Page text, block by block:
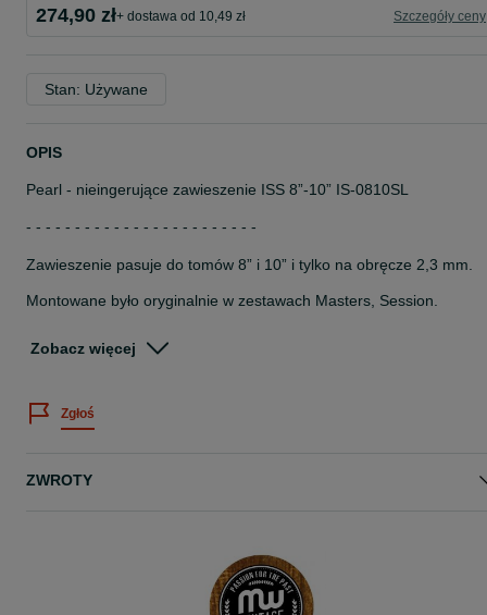
274,90 zł+ dostawa od 10,49 zł Szczegóły ceny
Stan: Używane
OPIS
Pearl - nieingerujące zawieszenie ISS 8”-10” IS-0810SL
- - - - - - - - - - - - - - - - - - - - - - - -
Zawieszenie pasuje do tomów 8” i 10” i tylko na obręcze 2,3
Montowane było oryginalnie w zestawach Masters, Session.
Uwaga, obręcze bywają różne i mają różną grubość i profil, przed
zakupem upewnij się co masz.
www.facebook.com/mwvintagepoland/
Zobacz więcej
Zgłoś
ZWROTY